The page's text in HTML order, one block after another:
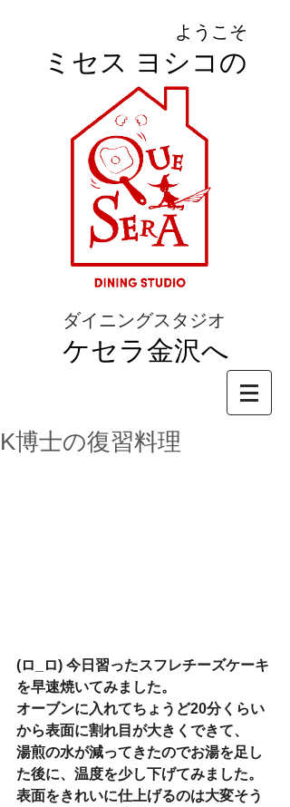
ようこそ
ミセス ヨシコの
ダイニングスタジオ
ケセラ金沢へ
K博士の復習料理
(ロ_ロ) 今日習ったスフレチーズケーキ
を早速焼いてみました。
オーブンに入れてちょうど20分くらい
から表面に割れ目が大きくできて、
湯煎の水が減ってきたのでお湯を足し
た後に、温度を少し下げてみました。
表面をきれいに仕上げるのは大変そう